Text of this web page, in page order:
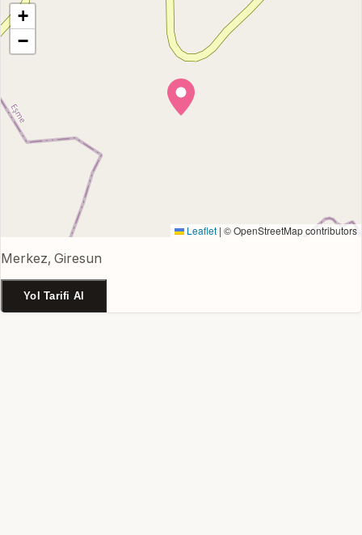
+
−
Leaflet | © OpenStreetMap contributors
Merkez, Giresun
Yol Tarifi Al